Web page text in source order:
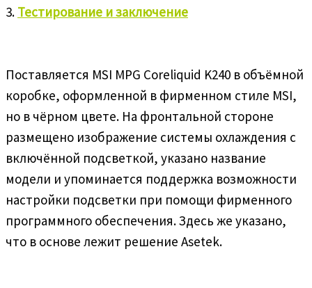
3. Тестирование и заключение
Поставляется MSI MPG Coreliquid K240 в объёмной
коробке, оформленной в фирменном стиле MSI,
но в чёрном цвете. На фронтальной стороне
размещено изображение системы охлаждения с
включённой подсветкой, указано название
модели и упоминается поддержка возможности
настройки подсветки при помощи фирменного
программного обеспечения. Здесь же указано,
что в основе лежит решение Asetek.